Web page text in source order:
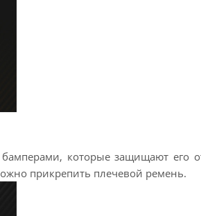
которые защищают
прикрепить плечевой ремень.